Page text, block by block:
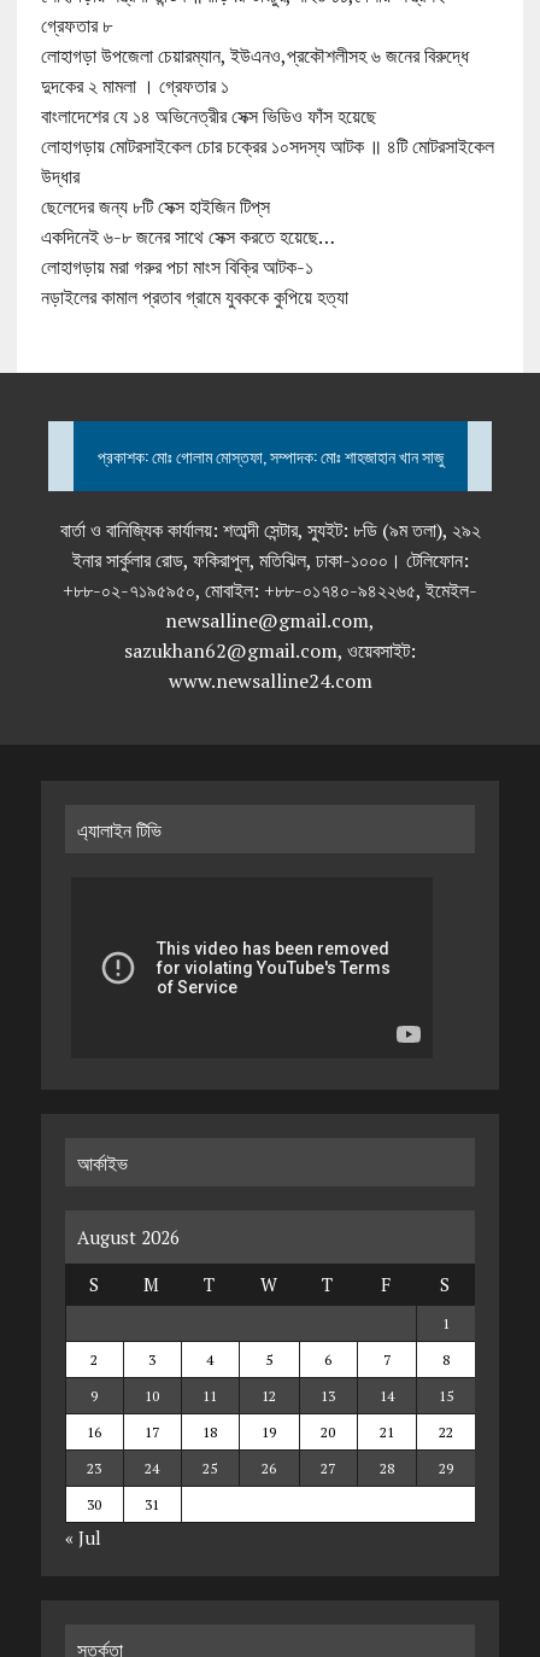
গ্রেফতার ৮
লোহাগড়া উপজেলা চেয়ারম্যান, ইউএনও,প্রকৌশলীসহ ৬ জনের বিরুদ্ধে
দুদকের ২ মামলা । গ্রেফতার ১
বাংলাদেশের যে ১৪ অভিনেত্রীর সেক্স ভিডিও ফাঁস হয়েছে
লোহাগড়ায় মোটরসাইকেল চোর চক্রের ১০সদস্য আটক ॥ ৪টি মোটরসাইকেল
উদ্ধার
ছেলেদের জন্য ৮টি সেক্স হাইজিন টিপ্‌স
একদিনেই ৬-৮ জনের সাথে সেক্স করতে হয়েছে…
লোহাগড়ায় মরা গরুর পচা মাংস বিক্রি আটক-১
নড়াইলের কামাল প্রতাব গ্রামে যুবককে কুপিয়ে হত্যা
প্রকাশক: মোঃ গোলাম মোস্তফা, সম্পাদক: মোঃ শাহজাহান খান সাজু
বার্তা ও বানিজ্যিক কার্যালয়: শতাব্দী সেন্টার, স্যুইট: ৮ডি (৯ম তলা), ২৯২
ইনার সার্কুলার রোড, ফকিরাপুল, মতিঝিল, ঢাকা-১০০০। টেলিফোন:
+৮৮-০২-৭১৯৫৯৫০, মোবাইল: +৮৮-০১৭৪০-৯৪২২৬৫, ইমেইল-
newsalline@gmail.com,
sazukhan62@gmail.com, ওয়েবসাইট:
www.newsalline24.com
এ্যালাইন টিভি
আর্কাইভ
August 2026
S
M T W T F S
1
2
3 4 5 6 7
8
9
10 11 12 13 14
15
16
17 18 19 20 21
22
23
24 25 26 27 28
29
30
31
« Jul
সতর্কতা